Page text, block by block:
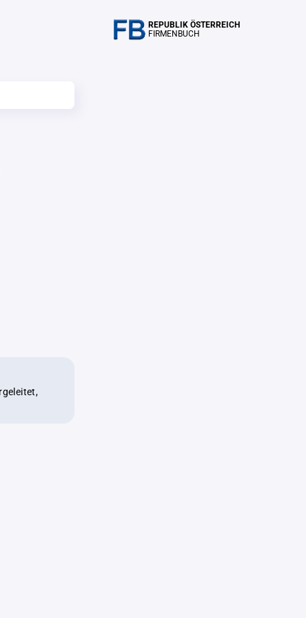
REPUBLIK ÖSTERREICH
FIRMENBUCH